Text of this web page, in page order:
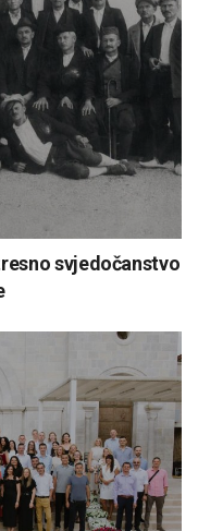
svjedočanstvo